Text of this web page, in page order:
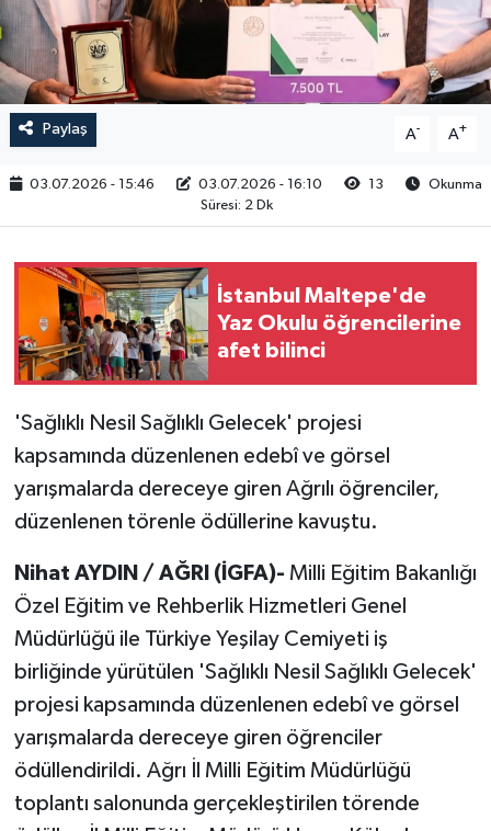
Paylaş A- A+
03.07.2026 - 15:46 03.07.2026 - 16:10 13
Okunma
Süresi: 2 Dk
İstanbul Maltepe'de
Yaz Okulu öğrencilerine
afet bilinci
'Sağlıklı Nesil Sağlıklı Gelecek' projesi
kapsamında düzenlenen edebî ve görsel
yarışmalarda dereceye giren Ağrılı öğrenciler,
düzenlenen törenle ödüllerine kavuştu.
Nihat AYDIN / AĞRI (İGFA)- Milli Eğitim Bakanlığı
Özel Eğitim ve Rehberlik Hizmetleri Genel
Müdürlüğü ile Türkiye Yeşilay Cemiyeti iş
birliğinde yürütülen 'Sağlıklı Nesil Sağlıklı Gelecek'
projesi kapsamında düzenlenen edebî ve görsel
yarışmalarda dereceye giren öğrenciler
ödüllendirildi. Ağrı İl Milli Eğitim Müdürlüğü
toplantı salonunda gerçekleştirilen törende
RESMİ İLAN